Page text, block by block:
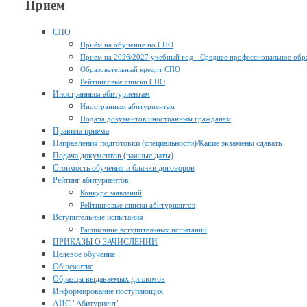
Прием
СПО
Приём на обучение по СПО
Прием на 2026/2027 учебный год - Среднее профессиональное
Образовательный кредит СПО
Рейтинговые списки СПО
Иностранным абитуриентам
Иностранным абитуриентам
Подача документов иностранным гражданам
Правила приема
Направления подготовки (специальности)/Какие экзамены сдавать
Подача документов (важные даты)
Стоимость обучения и бланки договоров
Рейтинг абитуриентов
Конкурс заявлений
Рейтинговые списки абитуриентов
Вступительные испытания
Расписание вступительных испытаний
ПРИКАЗЫ О ЗАЧИСЛЕНИИ
Целевое обучение
Общежитие
Образцы выдаваемых дипломов
Информирование поступающих
АИС "Абитуриент"